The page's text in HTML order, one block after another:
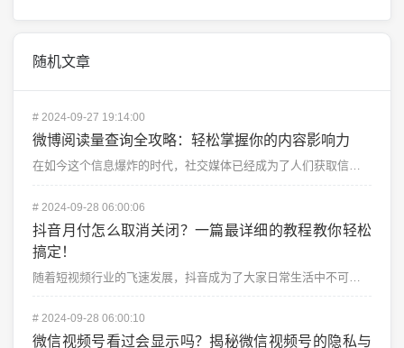
随机文章
# 2024-09-27 19:14:00
微博阅读量查询全攻略：轻松掌握你的内容影响力
在如今这个信息爆炸的时代，社交媒体已经成为了人们获取信息和交流的重要渠道。微博作为国内最大的社交媒体...
# 2024-09-28 06:00:06
抖音月付怎么取消关闭？一篇最详细的教程教你轻松
搞定！
随着短视频行业的飞速发展，抖音成为了大家日常生活中不可或缺的一部分。为了提升用户体验，抖音推出了各种...
# 2024-09-28 06:00:10
微信视频号看过会显示吗？揭秘微信视频号的隐私与